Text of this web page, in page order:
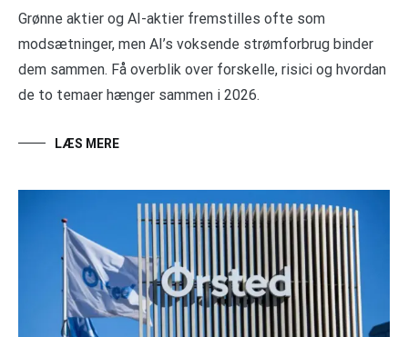
Grønne aktier og AI-aktier fremstilles ofte som
modsætninger, men AI’s voksende strømforbrug binder
dem sammen. Få overblik over forskelle, risici og hvordan
de to temaer hænger sammen i 2026.
LÆS MERE